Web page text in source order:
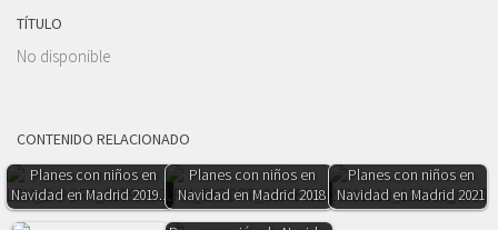
TÍTULO
No disponible
CONTENIDO RELACIONADO
Planes con niños en
Navidad en Madrid 2019.…
Planes con niños en
Navidad en Madrid 2018
Planes con niños en
Navidad en Madrid 2021